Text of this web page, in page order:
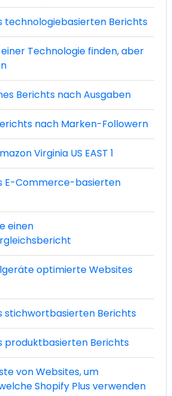
technologiebasierten Berichts
Technologie finden, aber
Berichts nach Ausgaben
nach Marken-Followern
Virginia US EAST 1
E-Commerce-basierten
einen
optimierte Websites
stichwortbasierten Berichts
produktbasierten Berichts
von Websites, um
Shopify Plus verwenden